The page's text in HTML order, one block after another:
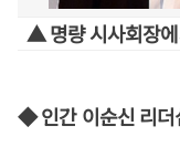
▲ 명량 시사회장
◆ 인간 이순신 리더